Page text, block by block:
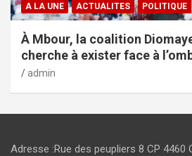
A LA UNE ACTUALITES POLITIQUE
À Mbour, la coalition
cherche à exister face à
admin
Adresse :Rue des peupliers 8 CP 4460